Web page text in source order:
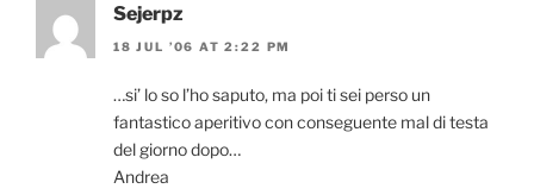
Sejerpz
18 JUL ’06 AT 2:22 PM
…si’ lo so l’ho saputo, ma poi ti sei perso un
fantastico aperitivo con conseguente mal di testa
del giorno dopo…
Andrea